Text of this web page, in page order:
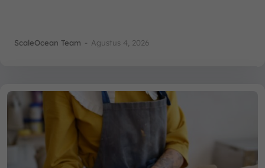
ScaleOcean Team - Agustus 4, 2026